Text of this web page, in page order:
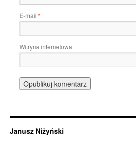
E-mail *
Witryna internetowa
Janusz Niżyński